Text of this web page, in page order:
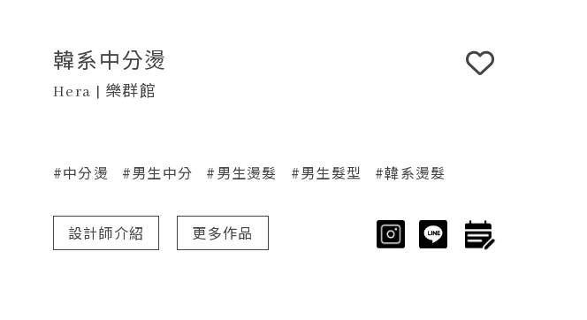
韓系中分燙
Hera | 樂群館
#中分燙 #男生中分 #男生燙髮 #男生髮型 #韓系燙髮
設計師介紹 更多作品